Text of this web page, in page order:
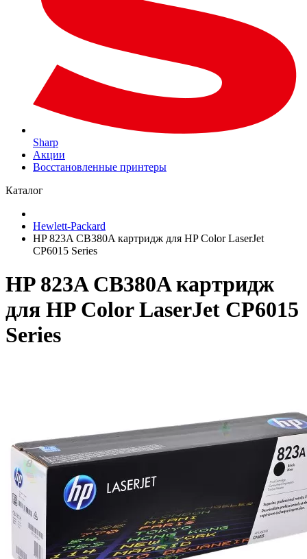
Sharp
Акции
Восстановленные принтеры
Каталог
Hewlett-Packard
HP 823A CB380A картридж для HP Color LaserJet
CP6015 Series
HP 823A CB380A картридж
для HP Color LaserJet CP6015
Series